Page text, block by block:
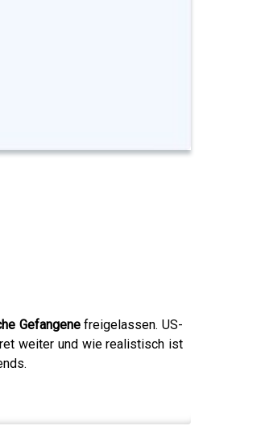
Gefangenefreigelassen. US-
weiter und wie realistisch ist